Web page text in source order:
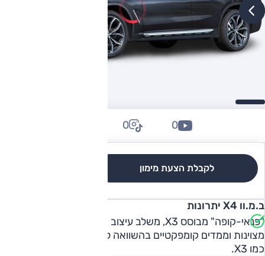
לקבלת הצעת מימון
0
0
ב.מ.וו X4 יתרונות
"פנאי-קופה" מבוסס X3, משלב עיצוב מוצלח, פרופורציות
כמו X3.